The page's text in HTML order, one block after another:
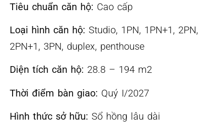
Tiêu chuẩn căn hộ: Cao cấp
Loại hình căn hộ: Studio, 1PN, 1PN+1, 2PN,
2PN+1, 3PN, duplex, penthouse
Diện tích căn hộ: 28.8 – 194 m2
Thời điểm bàn giao: Quý I/2027
Hình thức sở hữu: Sổ hồng lâu dài